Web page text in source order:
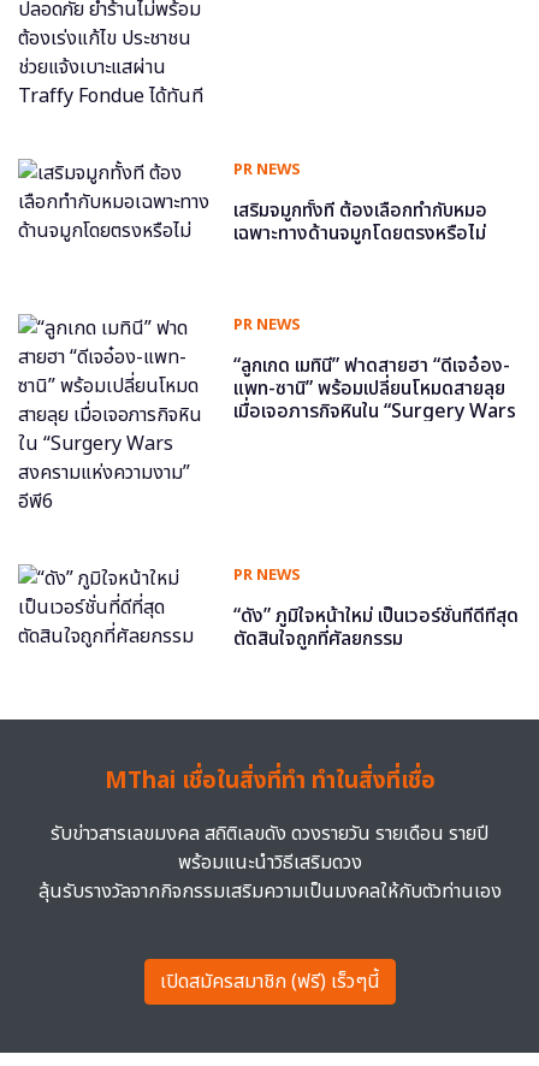
PR NEWS
เสริมจมูกทั้งที ต้องเลือกทำกับหมอ
เฉพาะทางด้านจมูกโดยตรงหรือไม่
PR NEWS
“ลูกเกด เมทินี” ฟาดสายฮา “ดีเจอ๋อง-
แพท-ซานิ” พร้อมเปลี่ยนโหมดสายลุย
เมื่อเจอภารกิจหินใน “Surgery Wars
PR NEWS
“ดัง” ภูมิใจหน้าใหม่ เป็นเวอร์ชั่นที่ดีที่สุด
ตัดสินใจถูกที่ศัลยกรรม
MThai เชื่อในสิ่งที่ทำ ทำในสิ่งที่เชื่อ
รับข่าวสารเลขมงคล สถิติเลขดัง ดวงรายวัน รายเดือน รายปี
พร้อมแนะนำวิธีเสริมดวง
ลุ้นรับรางวัลจากกิจกรรมเสริมความเป็นมงคลให้กับตัวท่านเอง
เปิดสมัครสมาชิก (ฟรี) เร็วๆนี้